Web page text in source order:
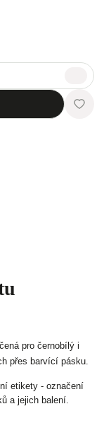
pro černobílý i
přes barvící pásku.
etikety - označení
a jejich balení.